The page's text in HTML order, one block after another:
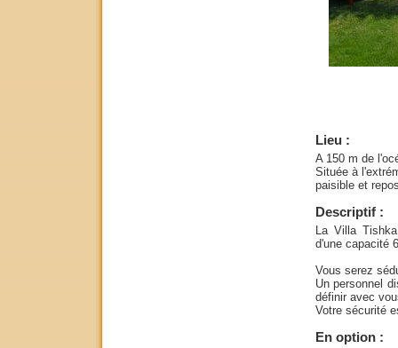
Lieu :
A 150 m de
Située à
paisible et
Descriptif :
La Villa
d'une capacité
Vous serez
Un personnel
définir avec
Votre sécurité
En option :